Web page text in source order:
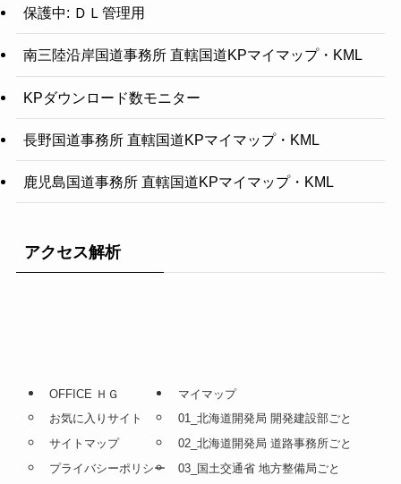
保護中: ＤＬ管理用
南三陸沿岸国道事務所 直轄国道KPマイマップ・KML
KPダウンロード数モニター
長野国道事務所 直轄国道KPマイマップ・KML
鹿児島国道事務所 直轄国道KPマイマップ・KML
アクセス解析
OFFICE ＨＧ
お気に入りサイト
サイトマップ
プライバシーポリシー
マイマップ
01_北海道開発局 開発建設部ごと
02_北海道開発局 道路事務所ごと
03_国土交通省 地方整備局ごと